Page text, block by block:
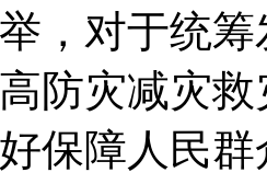
， 对于统
防灾减灾
保障人民